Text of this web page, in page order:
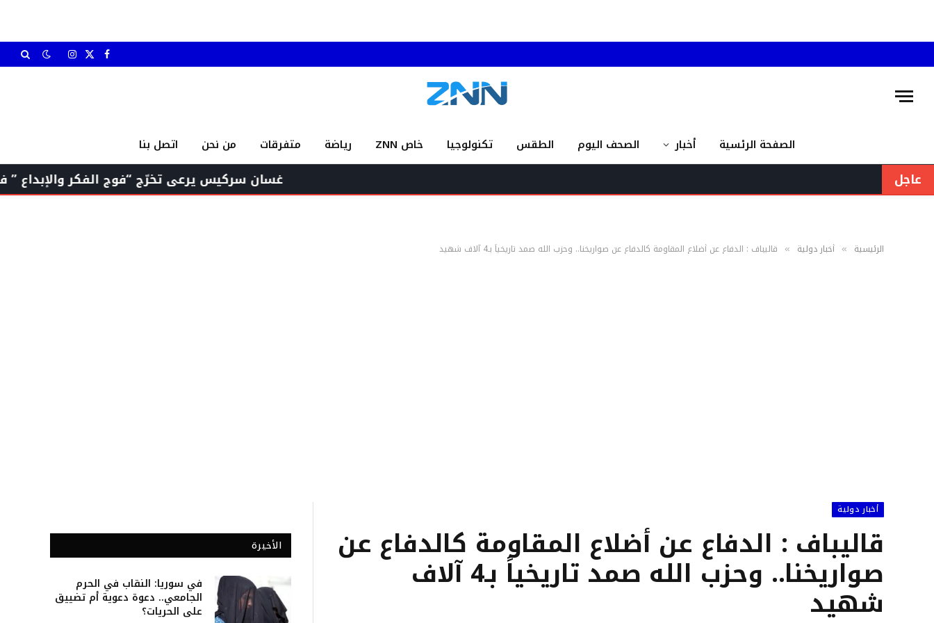
فيسبوك
X الانستغرام
الصفحة الرئسية أخبار الصحف اليوم الطقس تكنولوجيا خاص ZNN رياضة متفرقات من نحن اتصل بنا
عاجل غسان سركيس يرعى تخرّج “فوج الفكر والإبداع ” في
الرئيسية » أخبار دولية » قاليباف : الدفاع عن أضلاع المقاومة كالدفاع عن صواريخنا.. وحزب الله صمد تاريخياً بـ4 آلاف شهيد
أخبار دولية
قاليباف : الدفاع عن أضلاع المقاومة كالدفاع عن
صواريخنا.. وحزب الله صمد تاريخياً بـ4 آلاف
شهيد
الأخيرة
في سوريا: النقاب في الحرم
الجامعي.. دعوة دعوية أم تضييق
على الحريات؟